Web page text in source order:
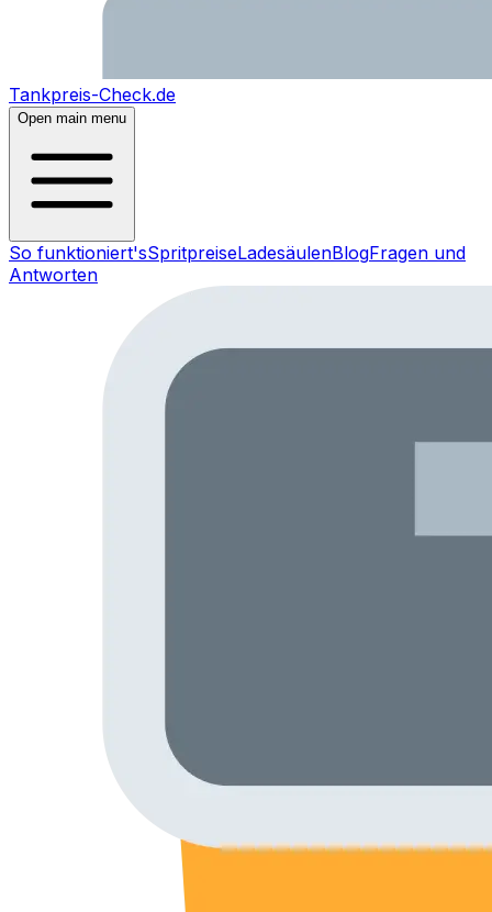
Tankpreis-Check.de
Open main menu
So funktioniert'sSpritpreiseLadesäulenBlogFragen und
Antworten